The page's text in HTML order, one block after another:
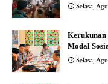
Selasa,
Kerukunan
Modal
Selasa,